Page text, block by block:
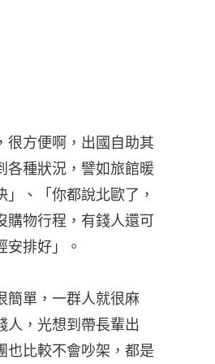
很方便啊，出國自助其
各種狀況，譬如旅館暖
、「你都說北歐了，
購物行程，有錢人還可
排好」。
簡單，一群人就很麻
人，光想到帶長輩出
也比較不會吵架，都是